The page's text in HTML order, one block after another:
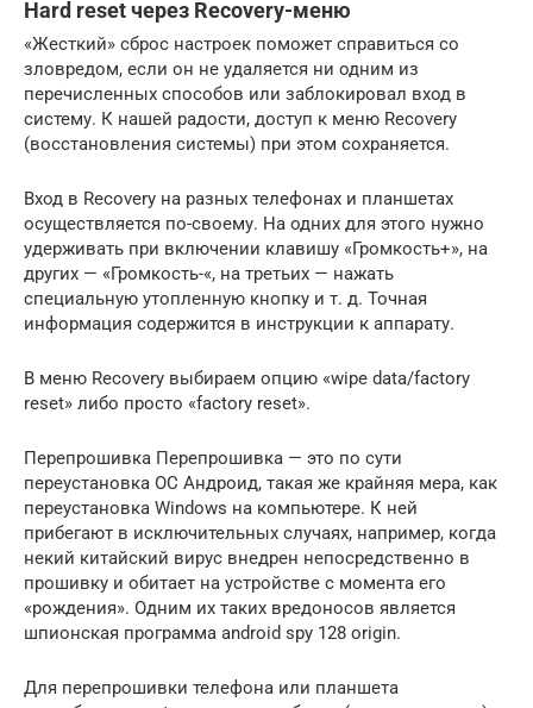
Hard reset через Recovery-меню
«Жесткий» сброс настроек поможет справиться со
зловредом, если он не удаляется ни одним из
перечисленных способов или заблокировал вход в
систему. К нашей радости, доступ к меню Recovery
(восстановления системы) при этом сохраняется.
Вход в Recovery на разных телефонах и планшетах
осуществляется по-своему. На одних для этого нужно
удерживать при включении клавишу «Громкость+», на
других — «Громкость-«, на третьих — нажать
специальную утопленную кнопку и т. д. Точная
информация содержится в инструкции к аппарату.
В меню Recovery выбираем опцию «wipe data/factory
reset» либо просто «factory reset».
Перепрошивка Перепрошивка — это по сути
переустановка ОС Андроид, такая же крайняя мера, как
переустановка Windows на компьютере. К ней
прибегают в исключительных случаях, например, когда
некий китайский вирус внедрен непосредственно в
прошивку и обитает на устройстве с момента его
«рождения». Одним их таких вредоносов является
шпионская программа android spy 128 origin.
Для перепрошивки телефона или планшета